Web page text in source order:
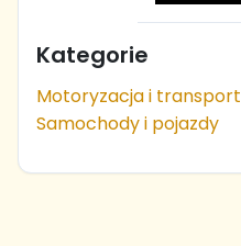
Kategorie
Motoryzacja i transport
Samochody i pojazdy